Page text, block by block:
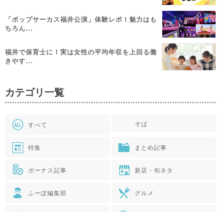
「ポップサーカス福井公演」体験レポ！魅力はも
ちろん...
福井で保育士に！実は女性の平均年収を上回る働
きやす...
カテゴリ一覧
すべて そば
特集 まとめ記事
ボーナス記事 新店・旬ネタ
ふーぽ編集部 グルメ